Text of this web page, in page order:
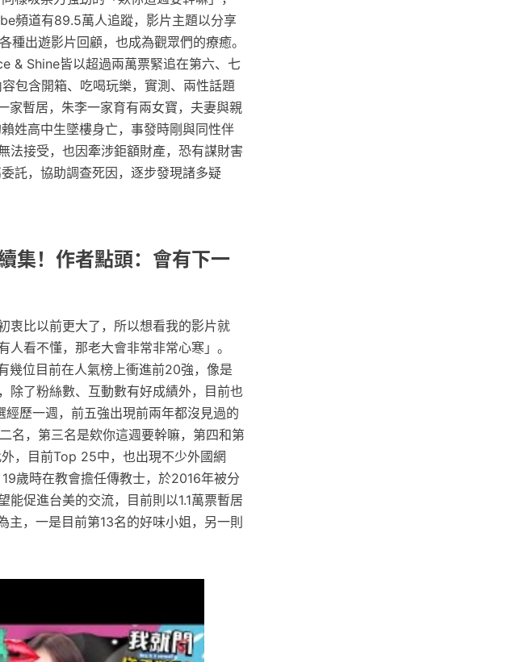
頻道有89.5萬人追蹤，影片主題以分享
出遊影片回顧，也成為觀眾們的療癒。
& Shine皆以超過兩萬票緊追在第六、七
包含開箱、吃喝玩樂，實測、兩性話題
暫居，朱李一家育有兩女寶，夫妻與親
姓高中生墜樓身亡，事發時剛與同性伴
法接受，也因牽涉鉅額財產，恐有謀財害
託，協助調查死因，逐步發現諸多疑
集！作者點頭：會有下一
衷比以前更大了，所以想看我的影片就
看不懂，那老大會非常非常心寒」。
幾位目前在人氣榜上衝進前20強，像是
除了粉絲數、互動數有好成績外，目前也
歷一週，前五強出現前兩年都沒見過的
名，第三名是欸你這週要幹嘛，第四和第
，目前Top 25中，也出現不少外國網
歲時在教會擔任傳教士，於2016年被分
促進台美的交流，目前則以1.1萬票暫居
，一是目前第13名的好味小姐，另一則